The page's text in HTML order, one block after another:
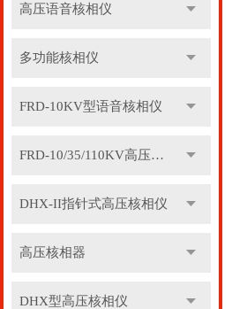
高压语音核相仪
多功能核相仪
FRD-10KV型语音核相仪
FRD-10/35/110KV高压语音核相器
DHX-II指针式高压核相仪
高压核相器
DHX型高压核相仪